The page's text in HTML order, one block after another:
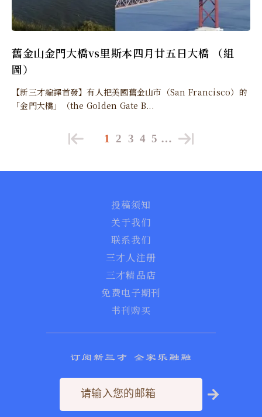
舊金山金門大橋vs里斯本四月廿五日大橋 （組
圖）
【新三才編譯首發】有人把美國舊金山市（San Francisco）的
「金門大橋」（the Golden Gate B...
1 2 3 4 5 …
投稿须知
关于我们
联系我们
三才人注册
三才精品店
免费电子期刊
书刊购买
订阅新三才 全家乐融融